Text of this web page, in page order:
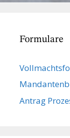
Formulare
Antrag